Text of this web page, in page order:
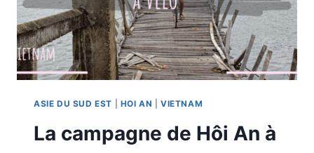
ASIE DU SUD EST HOI AN |VIETNAM
La campagne de Hôi An à